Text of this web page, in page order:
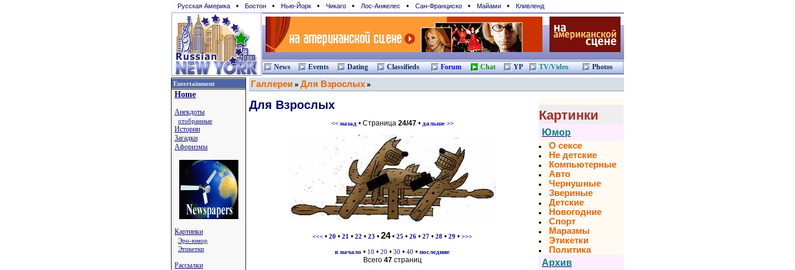
Русская Америка • Бостон • Нью-Йорк • Чикаго • Лос-Анжелес • Сан-Франциcко • Майами • Кливленд
News Events Dating Classifieds Forum Chat YP TV/Video Photos
Entertainment
Home
Анекдоты
отобранные
Истории
Загадки
Афоризмы
Картинки
Эро-юмор
Этикетки
Рассылки
Галлереи » Для Взрослых »
Для Взрослых
<< назад• Страница 24/47• дальше >>
<<< • 20 • 21 • 22 • 23 • 24• 25 • 26 • 27 • 28 • 29 • >>>
в начало • 10 • 20 • 30 • 40 • последние
Всего 47страниц
Картинки
Юмор
О сексе
Не детские
Компьютерные
Авто
Чернушные
Звериные
Детские
Новогодние
Спорт
Маразмы
Этикетки
Политика
Архив